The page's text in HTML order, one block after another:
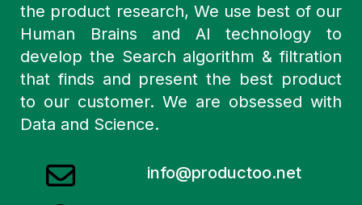
the product research, We use best of our
Human Brains and AI technology to
develop the Search algorithm & filtration
that finds and present the best product
to our customer. We are obsessed with
Data and Science.
info@productoo.net